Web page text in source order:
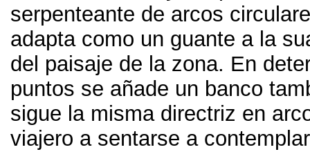
serpenteante de arcos
adapta como un guante a la
del paisaje de la zona. En
puntos se añade un banco
sigue la misma directriz en
viajero a sentarse a